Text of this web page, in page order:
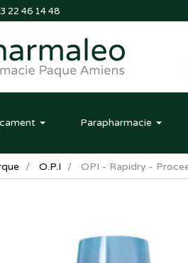
22 46 14 48
Parapharmacie
O.P.I OPI - Rapidry -